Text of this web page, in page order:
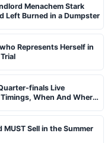
Menachem Stark
Left Burned in a Dumpster
Represents Herself in
finals Live
When And Where
Sell in the Summer